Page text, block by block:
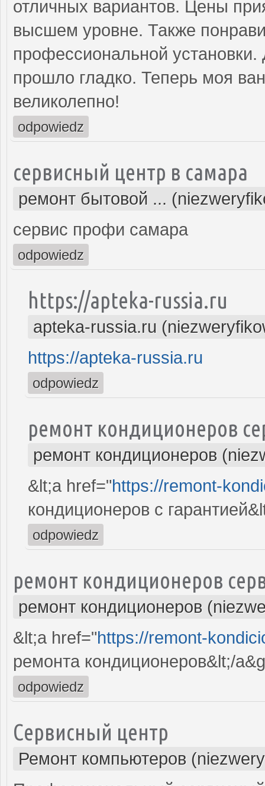
отличных вариантов. Цены
высшем уровне. Также
профессиональной
прошло гладко. Теперь моя
великолепно!
odpowiedz
сервисный центр в самара
ремонт бытовой ...
сервис профи самара
odpowiedz
https://apteka-russia.ru
apteka-russia.ru
https://apteka-russia.ru
odpowiedz
ремонт кондиционеров
ремонт кондиционеров
&lt;a href="https://remont-
кондиционеров с
odpowiedz
ремонт кондиционеров
ремонт кондиционеров
&lt;a href="https://remont-
ремонта кондиционеров&lt;/
odpowiedz
Сервисный центр
Ремонт компьютеров